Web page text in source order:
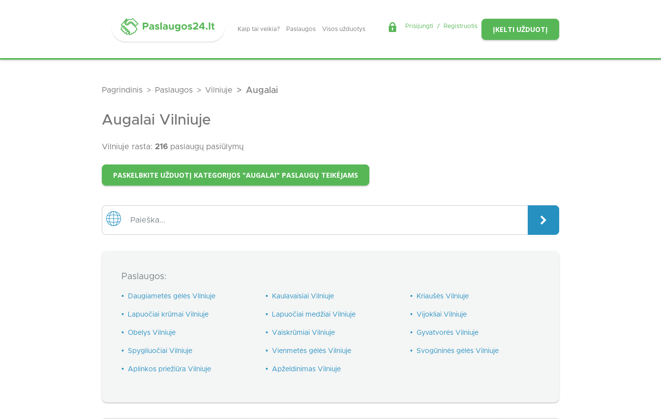
Kaip tai veikia? Paslaugos Visos užduotys ĮKELTI UŽDUOTĮ
Prisijungti / Registruotis
Pagrindinis Paslaugos Vilniuje Augalai
Augalai Vilniuje
Vilniuje rasta: 216 paslaugų pasiūlymų
PASKELBKITE UŽDUOTĮ KATEGORIJOS "AUGALAI" PASLAUGŲ TEIKĖJAMS
Paslaugos:
• Daugiametės gėlės Vilniuje • Kaulavaisiai Vilniuje • Kriaušės Vilniuje
• Lapuočiai krūmai Vilniuje • Lapuočiai medžiai Vilniuje • Vijokliai Vilniuje
• Obelys Vilniuje • Vaiskrūmiai Vilniuje • Gyvatvorės Vilniuje
• Spygliuočiai Vilniuje • Vienmetės gėlės Vilniuje • Svogūninės gėlės Vilniuje
• Aplinkos priežiūra Vilniuje • Apželdinimas Vilniuje